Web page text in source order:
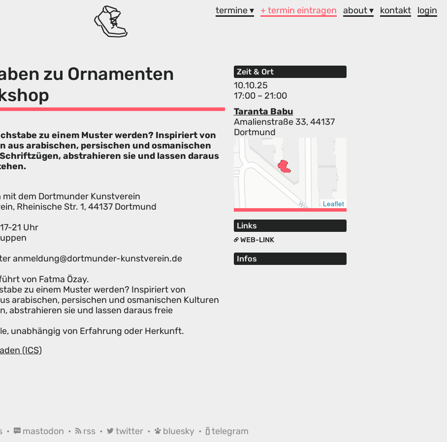
termine ▾ + termin eintragen about ▾ kontakt login
zu Ornamenten
Zeit & Ort
10.10.25
17:00 – 21:00
Taranta Babu
Amalienstraße 33, 44137
Dortmund
Leaflet
Links
WEB-LINK
Infos
zu einem Muster werden? Inspiriert von
aus arabischen, persischen und osmanischen
abstrahieren sie und lassen daraus
mit dem Dortmunder Kunstverein
Rheinische Str. 1, 44137 Dortmund
21 Uhr
anmeldung@dortmunder-kunstverein.de
von Fatma Özay.
zu einem Muster werden? Inspiriert von
arabischen, persischen und osmanischen Kulturen
abstrahieren sie und lassen daraus freie
unabhängig von Erfahrung oder Herkunft.
(ICS)
• mastodon • rss • twitter • bluesky • telegram